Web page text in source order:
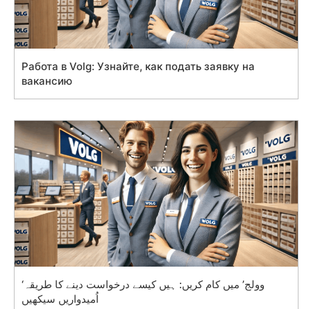
Работа в Volg: Узнайте, как подать заявку на
вакансию
‘وولج’ میں کام کریں: ہیں کیسے درخواست دینے کا طریقہ
اُمیدواریں سیکھیں